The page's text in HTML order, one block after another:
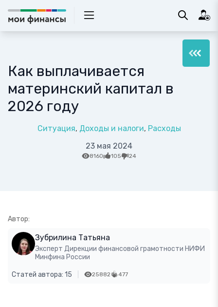
Как выплачивается
материнский капитал в
2026 году
Ситуация Доходы и налоги Расходы
23 мая 2024
8160 105 24
Автор:
Зубрилина Татьяна
Эксперт Дирекции финансовой грамотности НИФИ
Минфина России
Статей автора: 15 25882 477